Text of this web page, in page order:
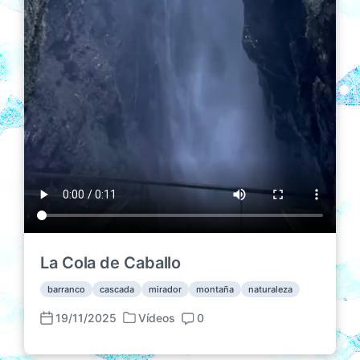
La Cola de Caballo
barranco cascada mirador montaña naturaleza
F
19/11/2025
P
Vídeos
C
0